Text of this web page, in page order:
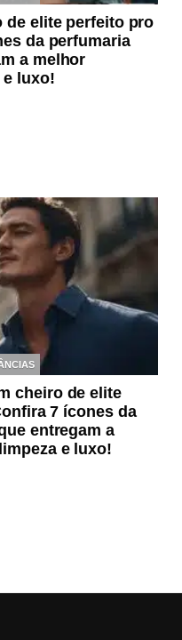
de elite perfeito pro
da perfumaria
a melhor
e luxo!
cheiro de elite
7 ícones da
entregam a
e luxo!